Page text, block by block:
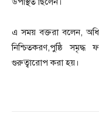
এ সময় বক্তরা বলেন,
নিশ্চিতকরণ,পুষ্ঠি
গুরুত্বারোপ করা হয়।